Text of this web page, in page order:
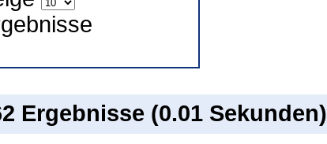
Ergebnisse (0.01 Sekunden)